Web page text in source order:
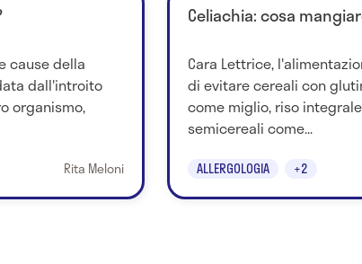
cause della
dall'introito
organismo,
Rita Meloni
Celiachia: cosa
Cara Lettrice,
di evitare cereali con
come miglio, riso
semicereali come...
ALLERGOLOGIA +2